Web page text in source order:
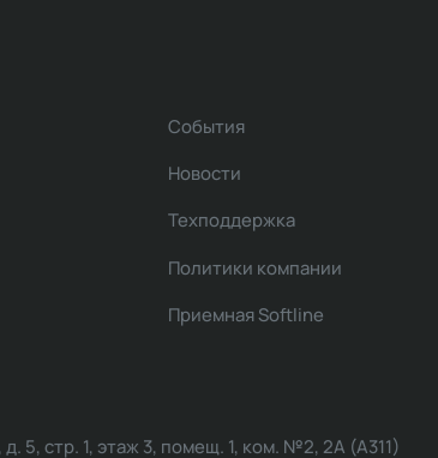
События
Новости
Техподдержка
Политики компании
Приемная Softline
5, стр. 1, этаж 3, помещ. 1, ком. №2, 2А (А311)